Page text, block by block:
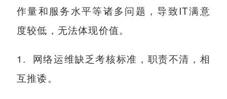
作量和服务水平等诸多问题，导致IT满意
度较低，无法体现价值。
1. 网络运维缺乏考核标准，职责不清，相
互推诿。